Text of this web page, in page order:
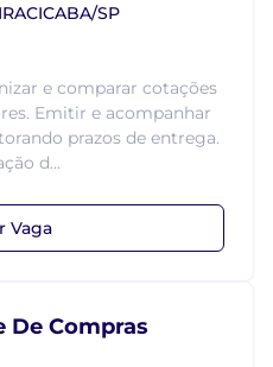
SP
e comparar cotações
Emitir e acompanhar
prazos de entrega.
d...
Vaga
De Compras